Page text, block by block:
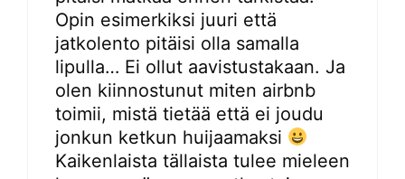
Opin esimerkiksi juuri että
jatkolento pitäisi olla samalla
lipulla… Ei ollut aavistustakaan. Ja
olen kiinnostunut miten airbnb
toimii, mistä tietää että ei joudu
jonkun ketkun huijaamaksi
Kaikenlaista tällaista tulee mieleen